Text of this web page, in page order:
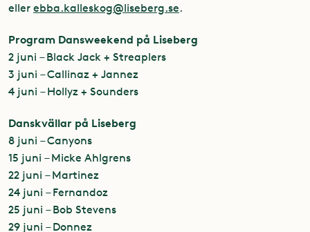
eller ebba.kalleskog@liseberg.se.
Program Dansweekend på Liseberg
2 juni – Black Jack + Streaplers
3 juni – Callinaz + Jannez
4 juni – Hollyz + Sounders
Danskvällar på Liseberg
8 juni – Canyons
15 juni – Micke Ahlgrens
22 juni – Martinez
24 juni – Fernandoz
25 juni – Bob Stevens
29 juni – Donnez